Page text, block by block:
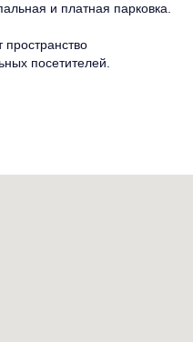
и платная парковка.
посетителей.